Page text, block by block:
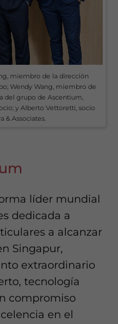
miembro de la dirección
Wendy Wang, miembro de
del grupo de Ascentium,
y Alberto Vettoretti, socio
& Associates.
líder mundial
dedicada a
a alcanzar
Singapur,
extraordinario
tecnología
compromiso
en el